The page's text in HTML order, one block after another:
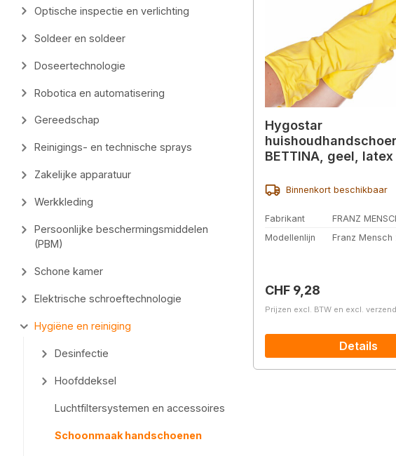
Optische inspectie en verlichting
Soldeer en soldeer
Doseertechnologie
Robotica en automatisering
Gereedschap
Reinigings- en technische sprays
Zakelijke apparatuur
Werkkleding
Persoonlijke beschermingsmiddelen
(PBM)
Schone kamer
Elektrische schroeftechnologie
Hygiëne en reiniging
Desinfectie
Hoofddeksel
Luchtfiltersystemen en accessoires
Schoonmaak handschoenen
Hygostar
BETTINA, geel, latex
Binnenkort beschikbaar
Fabrikant
FRANZ
Modellenlijn
Franz Mensch
Normale prijs:
CHF 9,28
Prijzen excl. BTW en excl.
Details